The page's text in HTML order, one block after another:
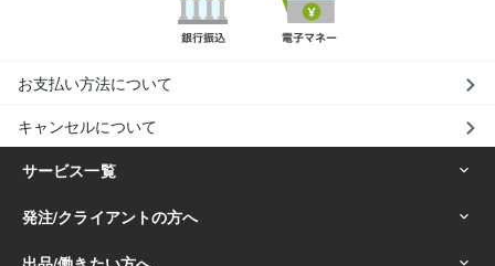
お支払い方法について
キャンセルについて